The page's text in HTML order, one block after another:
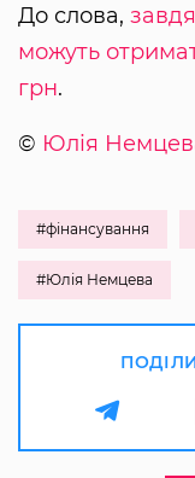
До слова,
можуть
грн.
© Юлія
#фінансування
#Юлія Немцева